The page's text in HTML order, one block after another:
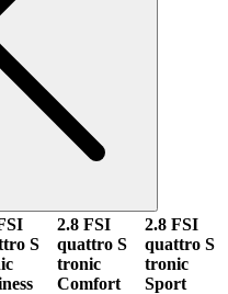
S
2.8 FSI
quattro S
tronic
Comfort
2.8 FSI
quattro S
tronic
Sport